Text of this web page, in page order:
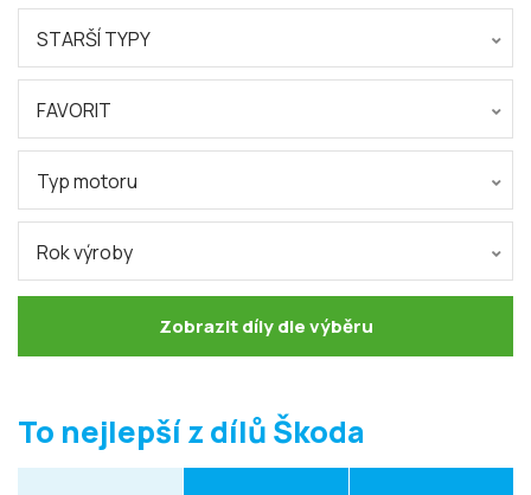
STARŠÍ TYPY
FAVORIT
Typ motoru
Rok výroby
Zobrazit díly dle výběru
To nejlepší z dílů Škoda